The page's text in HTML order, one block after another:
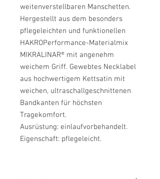
weitenverstellbaren Manschetten.
Hergestellt aus dem besonders
pflegeleichten und funktionellen
HAKROPerformance-Materialmix
MIKRALINAR® mit angenehm
weichem Griff. Gewebtes Necklabel
aus hochwertigem Kettsatin mit
weichen, ultraschallgeschnittenen
Bandkanten für höchsten
Tragekomfort.
Ausrüstung: einlaufvorbehandelt.
Eigenschaft: pflegeleicht.